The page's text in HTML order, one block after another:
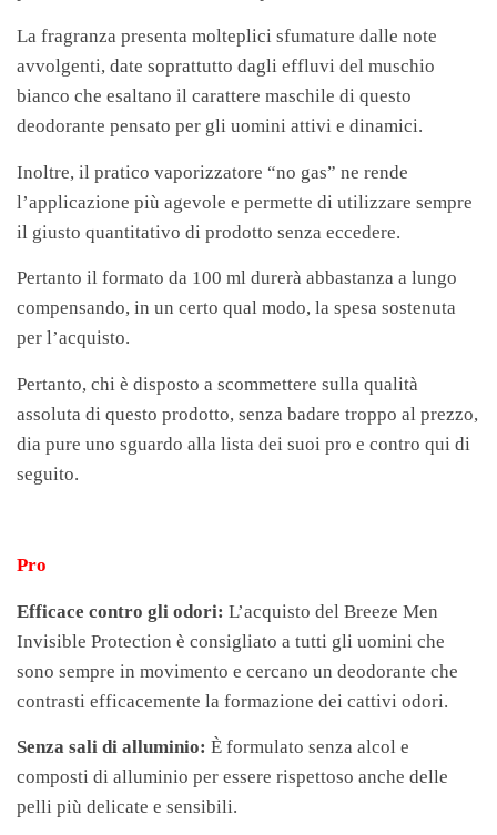
La fragranza presenta molteplici sfumature dalle note
avvolgenti, date soprattutto dagli effluvi del muschio
bianco che esaltano il carattere maschile di questo
deodorante pensato per gli uomini attivi e dinamici.
Inoltre, il pratico vaporizzatore “no gas” ne rende
l’applicazione più agevole e permette di utilizzare sempre
il giusto quantitativo di prodotto senza eccedere.
Pertanto il formato da 100 ml durerà abbastanza a lungo
compensando, in un certo qual modo, la spesa sostenuta
per l’acquisto.
Pertanto, chi è disposto a scommettere sulla qualità
assoluta di questo prodotto, senza badare troppo al prezzo,
dia pure uno sguardo alla lista dei suoi pro e contro qui di
seguito.
Pro
Efficace contro gli odori: L’acquisto del Breeze Men
Invisible Protection è consigliato a tutti gli uomini che
sono sempre in movimento e cercano un deodorante che
contrasti efficacemente la formazione dei cattivi odori.
Senza sali di alluminio: È formulato senza alcol e
composti di alluminio per essere rispettoso anche delle
pelli più delicate e sensibili.